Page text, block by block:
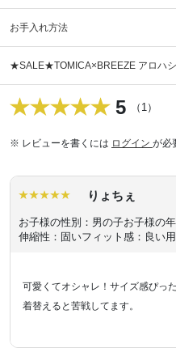
お手入れ方法
★SALE★TOMICA×BREEZE アロハ
5 （1）
※ レビューを書くには ログイン が必
りょちぇ
お子様の性別：男の子お子様の
伸縮性：固いフィット感：良い
可愛くてオシャレ！サイズ感ぴっ
着替えると苦戦してます。